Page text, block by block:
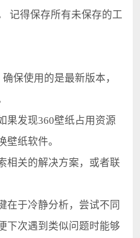
记得保存所有未保存的工
保使用的是最新版本，
果发现360壁纸占用资源
壁纸软件。
相关的解决方案，或者联
于冷静分析，尝试不同
下次遇到类似问题时能够